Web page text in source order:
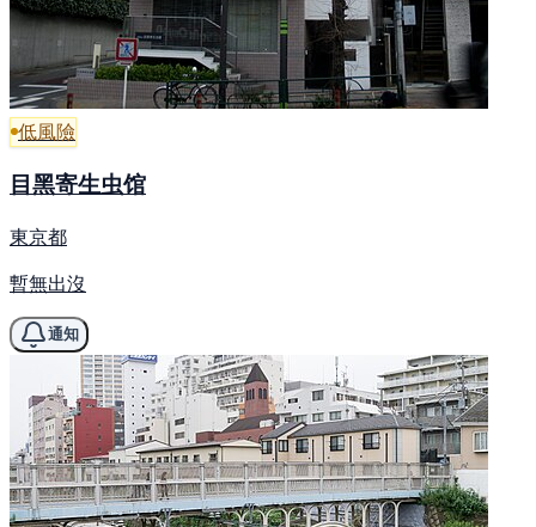
低風險
目黑寄生虫馆
東京都
暫無出沒
通知